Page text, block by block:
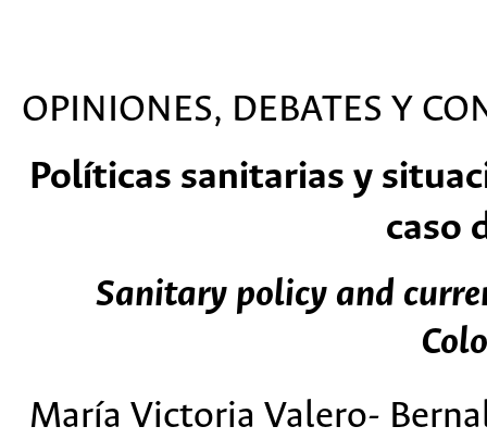
OPINIONES, DEBATES Y
Políticas sanitarias y
caso
Sanitary policy and
María Victoria Valero-